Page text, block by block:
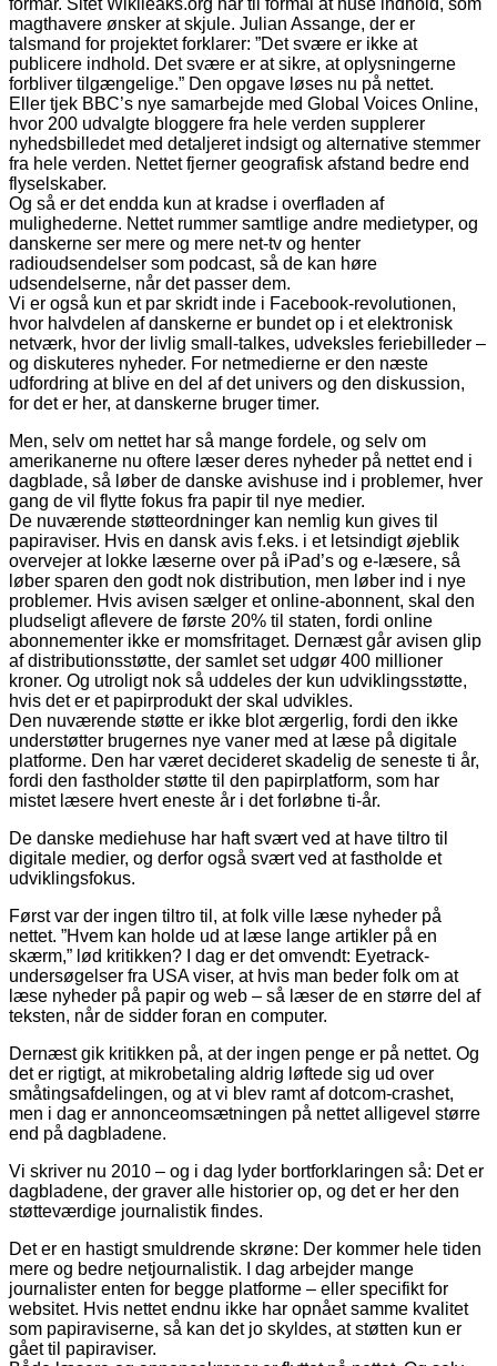
formår. Sitet Wikileaks.org har til formål at huse indhold, som
magthavere ønsker at skjule. Julian Assange, der er
talsmand for projektet forklarer: ”Det svære er ikke at
publicere indhold. Det svære er at sikre, at oplysningerne
forbliver tilgængelige.” Den opgave løses nu på nettet.
Eller tjek BBC’s nye samarbejde med Global Voices Online,
hvor 200 udvalgte bloggere fra hele verden supplerer
nyhedsbilledet med detaljeret indsigt og alternative stemmer
fra hele verden. Nettet fjerner geografisk afstand bedre end
flyselskaber.
Og så er det endda kun at kradse i overfladen af
mulighederne. Nettet rummer samtlige andre medietyper, og
danskerne ser mere og mere net-tv og henter
radioudsendelser som podcast, så de kan høre
udsendelserne, når det passer dem.
Vi er også kun et par skridt inde i Facebook-revolutionen,
hvor halvdelen af danskerne er bundet op i et elektronisk
netværk, hvor der livlig small-talkes, udveksles feriebilleder –
og diskuteres nyheder. For netmedierne er den næste
udfordring at blive en del af det univers og den diskussion,
for det er her, at danskerne bruger timer.
Men, selv om nettet har så mange fordele, og selv om
amerikanerne nu oftere læser deres nyheder på nettet end i
dagblade, så løber de danske avishuse ind i problemer, hver
gang de vil flytte fokus fra papir til nye medier.
De nuværende støtteordninger kan nemlig kun gives til
papiraviser. Hvis en dansk avis f.eks. i et letsindigt øjeblik
overvejer at lokke læserne over på iPad’s og e-læsere, så
løber sparen den godt nok distribution, men løber ind i nye
problemer. Hvis avisen sælger et online-abonnent, skal den
pludseligt aflevere de første 20% til staten, fordi online
abonnementer ikke er momsfritaget. Dernæst går avisen glip
af distributionsstøtte, der samlet set udgør 400 millioner
kroner. Og utroligt nok så uddeles der kun udviklingsstøtte,
hvis det er et papirprodukt der skal udvikles.
Den nuværende støtte er ikke blot ærgerlig, fordi den ikke
understøtter brugernes nye vaner med at læse på digitale
platforme. Den har været decideret skadelig de seneste ti år,
fordi den fastholder støtte til den papirplatform, som har
mistet læsere hvert eneste år i det forløbne ti-år.
De danske mediehuse har haft svært ved at have tiltro til
digitale medier, og derfor også svært ved at fastholde et
udviklingsfokus.
Først var der ingen tiltro til, at folk ville læse nyheder på
nettet. ”Hvem kan holde ud at læse lange artikler på en
skærm,” lød kritikken? I dag er det omvendt: Eyetrack-
undersøgelser fra USA viser, at hvis man beder folk om at
læse nyheder på papir og web – så læser de en større del af
teksten, når de sidder foran en computer.
Dernæst gik kritikken på, at der ingen penge er på nettet. Og
det er rigtigt, at mikrobetaling aldrig løftede sig ud over
småtingsafdelingen, og at vi blev ramt af dotcom-crashet,
men i dag er annonceomsætningen på nettet alligevel større
end på dagbladene.
Vi skriver nu 2010 – og i dag lyder bortforklaringen så: Det er
dagbladene, der graver alle historier op, og det er her den
støtteværdige journalistik findes.
Det er en hastigt smuldrende skrøne: Der kommer hele tiden
mere og bedre netjournalistik. I dag arbejder mange
journalister enten for begge platforme – eller specifikt for
websitet. Hvis nettet endnu ikke har opnået samme kvalitet
som papiraviserne, så kan det jo skyldes, at støtten kun er
gået til papiraviser.